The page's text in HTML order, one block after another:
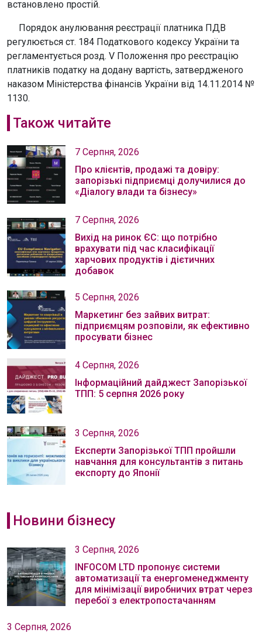
встановлено простій.
Порядок анулювання реєстрації платника ПДВ
регулюється ст. 184 Податкового кодексу України та
регламентується розд. V Положення про реєстрацію
платників податку на додану вартість, затвердженого
наказом Міністерства фінансів України від 14.11.2014 №
1130.
Також читайте
7 Серпня, 2026
Про клієнтів, продажі та довіру:
запорізькі підприємці долучилися до
«Діалогу влади та бізнесу»
7 Серпня, 2026
Вихід на ринок ЄС: що потрібно
врахувати під час класифікації
харчових продуктів і дієтичних
добавок
5 Серпня, 2026
Маркетинг без зайвих витрат:
підприємцям розповіли, як ефективно
просувати бізнес
4 Серпня, 2026
Інформаційний дайджест Запорізької
ТПП: 5 серпня 2026 року
3 Серпня, 2026
Експерти Запорізької ТПП пройшли
навчання для консультантів з питань
експорту до Японії
Новини бізнесу
3 Серпня, 2026
INFOCOM LTD пропонує системи
автоматизації та енергоменеджменту
для мінімізації виробничих втрат через
перебої з електропостачанням
3 Серпня, 2026